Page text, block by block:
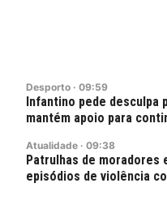
Desporto · 09:59
Infantino pede desculpa
mantém apoio para
Atualidade · 09:38
Patrulhas de moradores
episódios de violência